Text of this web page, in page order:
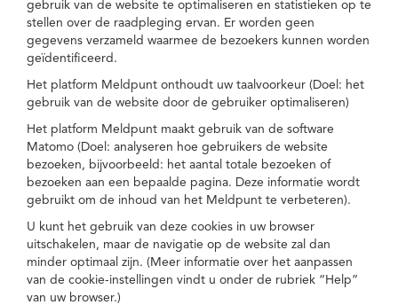
gebruik van de website te optimaliseren en statistieken op te
stellen over de raadpleging ervan. Er worden geen
gegevens verzameld waarmee de bezoekers kunnen worden
geïdentificeerd.
Het platform Meldpunt onthoudt uw taalvoorkeur (Doel: het
gebruik van de website door de gebruiker optimaliseren)
Het platform Meldpunt maakt gebruik van de software
Matomo (Doel: analyseren hoe gebruikers de website
bezoeken, bijvoorbeeld: het aantal totale bezoeken of
bezoeken aan een bepaalde pagina. Deze informatie wordt
gebruikt om de inhoud van het Meldpunt te verbeteren).
U kunt het gebruik van deze cookies in uw browser
uitschakelen, maar de navigatie op de website zal dan
minder optimaal zijn. (Meer informatie over het aanpassen
van de cookie-instellingen vindt u onder de rubriek “Help”
van uw browser.)